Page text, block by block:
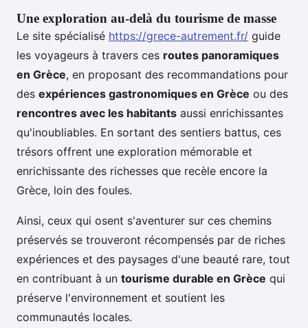
Une exploration au-delà du tourisme de masse
Le site spécialisé https://grece-autrement.fr/ guide
les voyageurs à travers ces routes panoramiques
en Grèce, en proposant des recommandations pour
des expériences gastronomiques en Grèce ou des
rencontres avec les habitants aussi enrichissantes
qu'inoubliables. En sortant des sentiers battus, ces
trésors offrent une exploration mémorable et
enrichissante des richesses que recèle encore la
Grèce, loin des foules.
Ainsi, ceux qui osent s'aventurer sur ces chemins
préservés se trouveront récompensés par de riches
expériences et des paysages d'une beauté rare, tout
en contribuant à un tourisme durable en Grèce qui
préserve l'environnement et soutient les
communautés locales.